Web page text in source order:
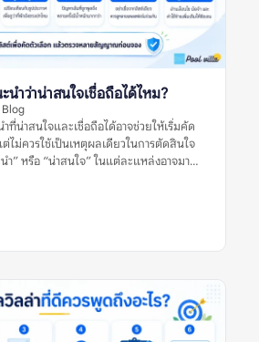
ำว่าน่าสนใจเชื่อถือได้ไหม?
Blog
ที่น่าสนใจและเชื่อถือได้อาจช่วยให้เริ่มคัด
ไม่ควรใช้เป็นเหตุผลเดียวในการตัดสินใจ
นำ” หรือ “น่าสนใจ” ในแต่ละแหล่งอาจมา
นซ้ำ กฎบ้าน ค่าใช้จ่ายเพิ่มเติม และข้อมูล
ลล่าที่เหมาะกับคนหนึ่งอาจไม่เหมาะกับอีก
ารพูลวิลล่าแนะนำที่น่าสนใจและเชื่อถือได้
รพูลวิลล่าแนะนำที่น่าสนใจและเชื่อถือได้
วิลล่าที่ถูกนำเสนอว่าเหมาะแก่การพิจารณา